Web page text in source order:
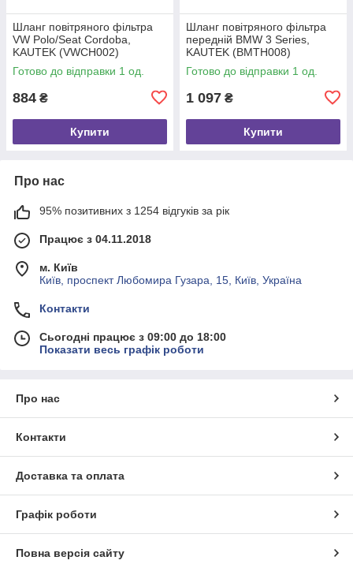
Шланг повітряного фільтра
VW Polo/Seat Cordoba,
KAUTEK (VWCH002)
Готово до відправки 1 од.
884 ₴
Купити
Шланг повітряного фільтра
передній BMW 3 Series,
KAUTEK (BMTH008)
Готово до відправки 1 од.
1 097 ₴
Купити
Про нас
95% позитивних з 1254 відгуків за рік
Працює з 04.11.2018
м. Київ
Київ, проспект Любомира Гузара, 15, Київ, Україна
Контакти
Сьогодні працює з 09:00 до 18:00
Показати весь графік роботи
Про нас
Контакти
Доставка та оплата
Графік роботи
Повна версія сайту